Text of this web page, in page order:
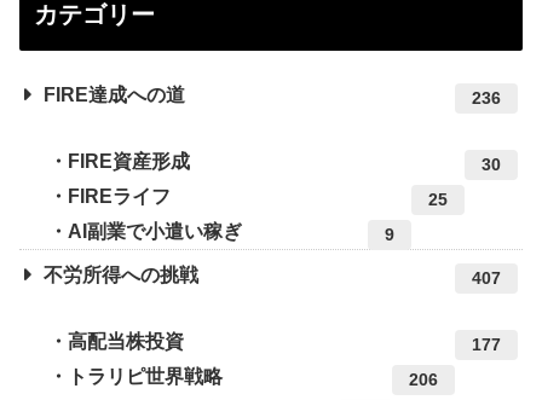
カテゴリー
FIRE達成への道 236
FIRE資産形成 30
FIREライフ 25
AI副業で小遣い稼ぎ 9
不労所得への挑戦 407
高配当株投資 177
トラリピ世界戦略 206